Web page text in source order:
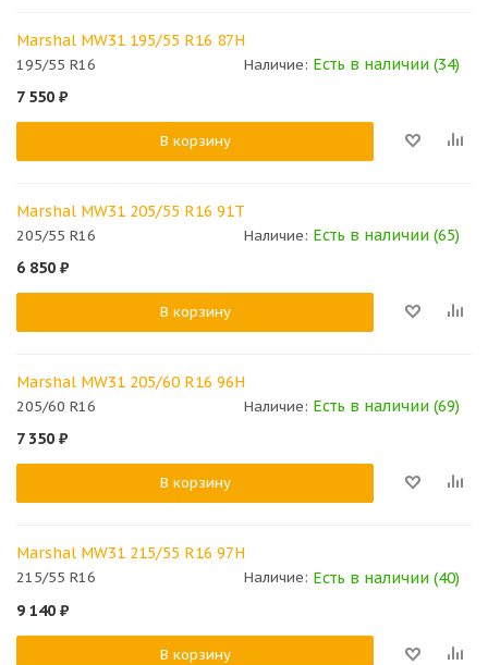
Marshal MW31 195/55 R16 87H
195/55 R16 Наличие: Есть в наличии (34)
7 550 ₽
В корзину
Marshal MW31 205/55 R16 91T
205/55 R16 Наличие: Есть в наличии (65)
6 850 ₽
В корзину
Marshal MW31 205/60 R16 96H
205/60 R16 Наличие: Есть в наличии (69)
7 350 ₽
В корзину
Marshal MW31 215/55 R16 97H
215/55 R16 Наличие: Есть в наличии (40)
9 140 ₽
В корзину